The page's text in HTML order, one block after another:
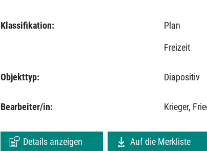
Klassifikation: Plan
Freizeit
Objekttyp: Diapositiv
Bearbeiter/in: Krieger,
Details anzeigen Auf die Merkliste